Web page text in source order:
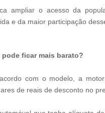
ampliar o acesso da
e da maior participação
ficar mais barato?
com o modelo, a
de reais de desconto no